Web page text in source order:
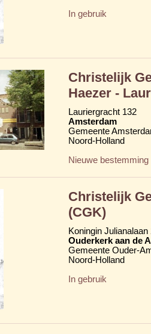
In gebruik
Christelijk
Haezer -
Lauriergracht 132
Amsterdam
Gemeente
Noord-Holland
Nieuwe bestemming
Christelijk
(CGK)
Koningin Julianalaan
Ouderkerk aan de
Gemeente Ouder-
Noord-Holland
In gebruik